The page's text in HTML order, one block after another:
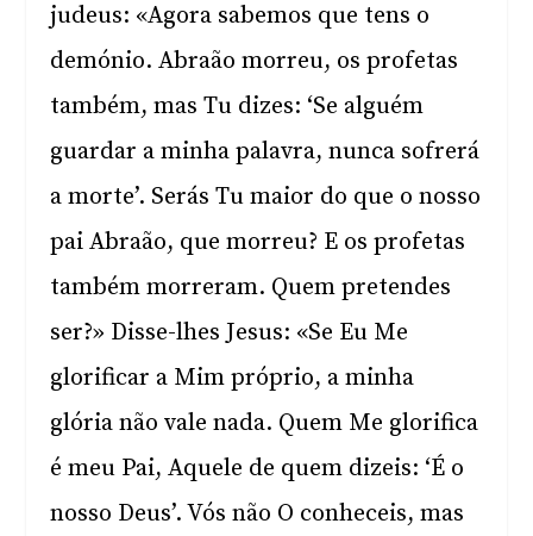
judeus: «Agora sabemos que tens o
demónio. Abraão morreu, os profetas
também, mas Tu dizes: ‘Se alguém
guardar a minha palavra, nunca sofrerá
a morte’. Serás Tu maior do que o nosso
pai Abraão, que morreu? E os profetas
também morreram. Quem pretendes
ser?» Disse-lhes Jesus: «Se Eu Me
glorificar a Mim próprio, a minha
glória não vale nada. Quem Me glorifica
é meu Pai, Aquele de quem dizeis: ‘É o
nosso Deus’. Vós não O conheceis, mas